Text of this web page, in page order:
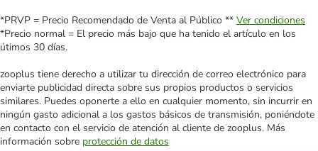
*PRVP = Precio Recomendado de Venta al Público ** Ver condiciones
*Precio normal = El precio más bajo que ha tenido el artículo en los
útimos 30 días.
zooplus tiene derecho a utilizar tu dirección de correo electrónico para
enviarte publicidad directa sobre sus propios productos o servicios
similares. Puedes oponerte a ello en cualquier momento, sin incurrir en
ningún gasto adicional a los gastos básicos de transmisión, poniéndote
en contacto con el servicio de atención al cliente de zooplus. Más
información sobre protección de datos